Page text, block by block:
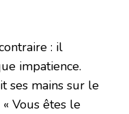
: il
impatience.
ses mains sur le
« Vous êtes le